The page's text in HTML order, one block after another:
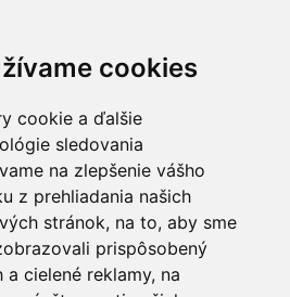
cookies
cookie a ďalšie
sledovania
na zlepšenie vášho
z prehliadania našich
stránok, na to, aby sme
prispôsobený
a cielené reklamy, na
ODKAZY
všetko začalo
Cenník
obchodné podmienky
FAQ - pre poskytovateľov
a marketing
Blog
s hodnotením